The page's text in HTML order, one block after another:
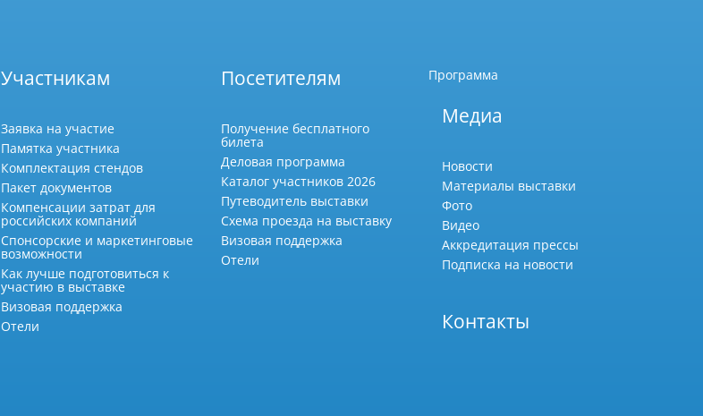
Участникам
Заявка на участие
Памятка участника
Комплектация стендов
Пакет документов
Компенсации затрат для
российских компаний
Спонсорские и маркетинговые
возможности
Как лучше подготовиться к
участию в выставке
Визовая поддержка
Отели
Посетителям
Получение бесплатного
билета
Деловая программа
Каталог участников 2026
Путеводитель выставки
Схема проезда на выставку
Визовая поддержка
Отели
Программа
Медиа
Новости
Материалы выставки
Фото
Видео
Аккредитация прессы
Подписка на новости
Контакты